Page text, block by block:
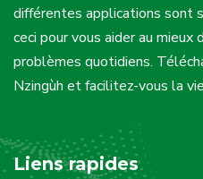
différentes applications sont
ceci pour vous aider au
problèmes quotidiens.
Nzingùh et facilitez-vous la
Liens rapides